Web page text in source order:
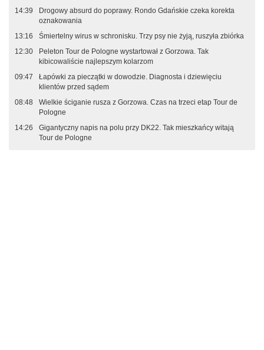
14:39
Drogowy absurd do poprawy. Rondo Gdańskie czeka korekta
oznakowania
13:16
Śmiertelny wirus w schronisku. Trzy psy nie żyją, ruszyła zbiórka
12:30
Peleton Tour de Pologne wystartował z Gorzowa. Tak
kibicowaliście najlepszym kolarzom
09:47
Łapówki za pieczątki w dowodzie. Diagnosta i dziewięciu
klientów przed sądem
08:48
Wielkie ściganie rusza z Gorzowa. Czas na trzeci etap Tour de
Pologne
14:26
Gigantyczny napis na polu przy DK22. Tak mieszkańcy witają
Tour de Pologne